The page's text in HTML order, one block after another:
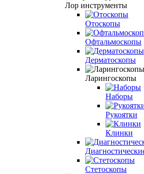
Лор инструменты
Отоскопы
Офтальмоскопы
Дерматоскопы
Ларингоскопы
Наборы
Рукоятки
Клинки
Стетоскопы